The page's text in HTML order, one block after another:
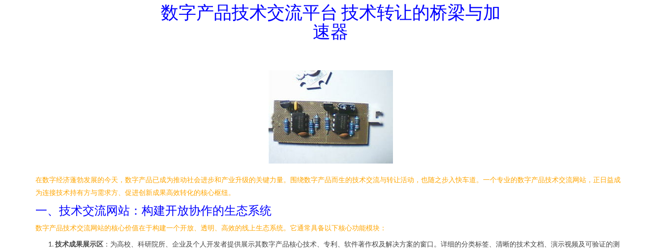
数字产品技术交流平台 技术转让的桥梁与加
速器
在数字经济蓬勃发展的今天，数字产品已成为推动社会进步和产业升级的关键力量。围绕数字产品而生的技术交流与转让活动，也随之步入快车道。一个专业的数字产品技术交流网站，正日益成
为连接技术持有方与需求方、促进创新成果高效转化的核心枢纽。
一、技术交流网站：构建开放协作的生态系统
数字产品技术交流网站的核心价值在于构建一个开放、透明、高效的线上生态系统。它通常具备以下核心功能模块：
技术成果展示区 ：为高校、科研院所、企业及个人开发者提供展示其数字产品核心技术、专利、软件著作权及解决方案的窗口。详细的分类标签、清晰的技术文档、演示视频及可验证的测